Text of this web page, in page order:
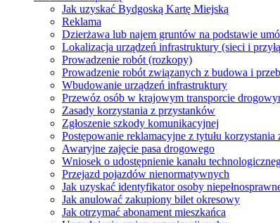
Jak uzyskać Bydgoską Kartę Miejską
Reklama
Dzierżawa lub najem gruntów na podstawie
Lokalizacja urządzeń infrastruktury (sieci i
Prowadzenie robót (rozkopy)
Prowadzenie robót związanych z budowa i
Wbudowanie urządzeń infrastruktury
Przewóz osób w krajowym transporcie
Zasady korzystania z przystanków
Zgłoszenie szkody komunikacyjnej
Postępowanie reklamacyjne z tytułu korzystania
Awaryjne zajęcie pasa drogowego
Wniosek o udostępnienie kanału
Przejazd pojazdów nienormatywnych
Jak uzyskać identyfikator osoby
Jak anulować zakupiony bilet okresowy
Jak otrzymać abonament mieszkańca